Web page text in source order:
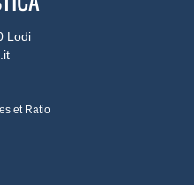
Lodi
et Ratio